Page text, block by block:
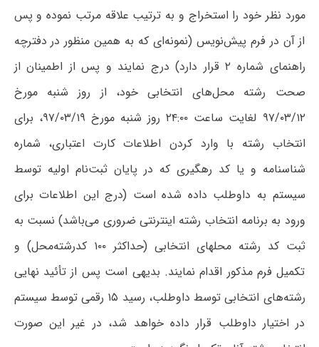
مورد نظر خود را استخراج و به ترتیب علاقه مرتب نموده و پس
از آن در فرم پیش‌نویس (نمونه‌ای که به همین منظور در دفترچه
راهنمای شماره ۲ قرار دارد) درج نمایند و پس از اطمینان از
صحت رشته محل‌های انتخابی خود، از روز شنبه مورخ
۹۷/۰۳/۱۲ لغایت ساعت ۲۴:۰۰ روز ‌شنبه مورخ ۹۷/۰۳/۱۹، برای
انتخاب رشته با وارد کردن اطلاعات کارت اعتباری، شماره
شناسنامه و یا کد رهگیری که در پایان ثبت‌نام اولیه توسط
سیستم به داوطلب داده شده است (درج این اطلاعات برای
ورود به برنامه انتخاب رشته اینترنتی ضروری می‌باشد) نسبت به
ثبت کد رشته محلهای انتخابی (حداکثر ۱۰۰ کدرشته‌محل) و
تکمیل فرم مذکور اقدام نمایند. بدیهی است پس از تأئید نهایی
رشته‌های انتخابی توسط داوطلب، رسید ۱۵ رقمی توسط سیستم
در اختیار داوطلب قرار داده خواهد شد، در غیر این صورت